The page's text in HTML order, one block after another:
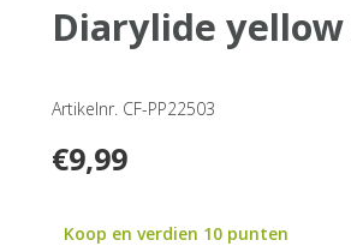
diarylide
Artikelnr. CF-PP22503
€9,99
Koop en verdien 10 punten